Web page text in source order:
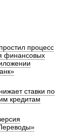
процесс
финансовых
ставки по
кредитам